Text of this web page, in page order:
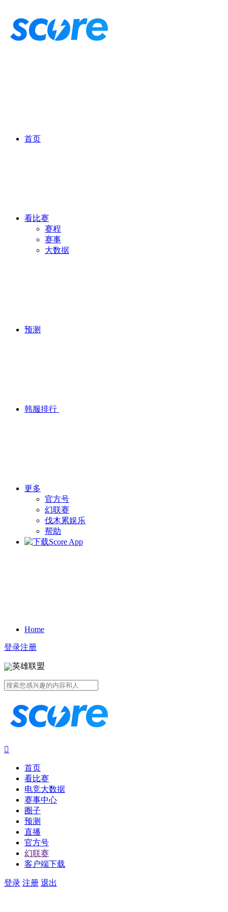
首页
看比赛
赛程
赛事
大数据
预测
韩服排行
更多
官方号
幻联赛
伐木累娱乐
帮助
Home
登录注册
英雄联盟

首页
看比赛
电竞大数据
赛事中心
圈子
预测
直播
官方号
幻联赛
客户端下载
登录 注册 退出